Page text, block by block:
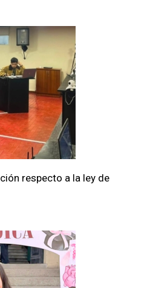
respecto a la ley de